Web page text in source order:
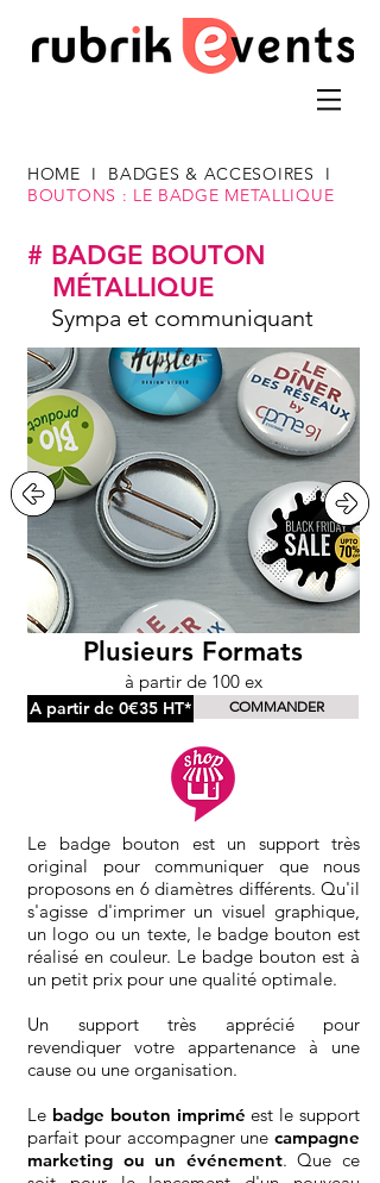
HOME I BADGES & ACCESOIRES I
BOUTONS : LE BADGE METALLIQUE
# BADGE BOUTON
MÉTALLIQUE
Sympa et communiquant
COMMANDER
Plusieurs Formats
à partir de 100 ex
A partir de 0€35 HT*
Le badge bouton est un support très
original pour communiquer que nous
proposons en 6 diamètres différents. Qu'il
s'agisse d'imprimer un visuel graphique,
un logo ou un texte, le badge bouton est
réalisé en couleur. Le badge bouton est à
un petit prix pour une qualité optimale.
Un support très apprécié pour
revendiquer votre appartenance à une
cause ou une organisation.
Le badge bouton imprimé est le support
parfait pour accompagner une campagne
marketing ou un événement. Que ce